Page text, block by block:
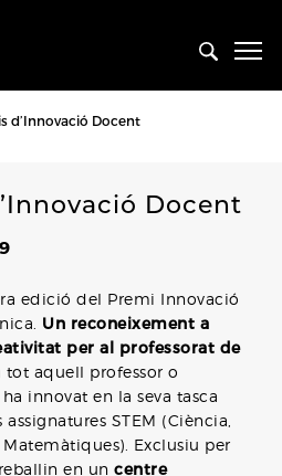
d’Innovació Docent
Docent
edició del Premi Innovació
Un reconeixement a
per al professorat de
tot aquell professor o
innovat en la seva tasca
STEM (Ciència,
Exclusiu per
en uncentre